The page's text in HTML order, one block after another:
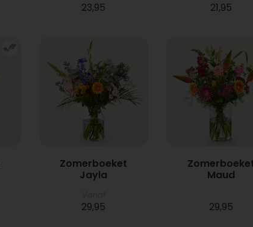
23,95
21,95
Zomerboeket
Jayla
29,95
Maud
29,95